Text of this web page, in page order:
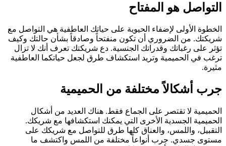
التواصل هو المفتاح
الخطوة الأولى لإضفاء الحيوية على حياتك العاطفية هي التواصل مع
شريكتك. من الضروري أن تكون منفتحاً وصادقاً بشأن حالتك وكيف
تؤثر على رغباتك وقدراتك الجنسية. دع شريكتك تعرف أنك لا تزال
ترغب في الحميمية وتريد استكشاف طرق لجعل حياتكما العاطفية
مثيرة.
جرب أشكالاً مختلفة من الحميمية
الحميمية لا تقتصر على الجماع فقط. هناك العديد من أشكال
الحميمية الجسدية الأخرى التي يمكنك استكشافها مع شريكك.
التقبيل، واللمس، والعناق كلها طرق للتواصل مع شريكك على
مستوى جسدي. جرب أنواعاً مختلفة من اللمس واكتشف ما